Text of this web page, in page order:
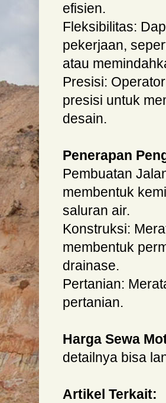
efisien.
Fleksibilitas:
pekerjaan,
atau
Presisi:
presisi untuk
desain.
Penerapan
Pembuatan
membentuk
saluran air.
Konstruksi:
membentuk
drainase.
Pertanian:
pertanian.
Harga Sewa
detailnya bisa
Artikel Terkait: